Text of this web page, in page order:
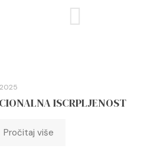
ISCRPLJENOST
Pročitaj više